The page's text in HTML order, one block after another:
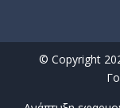
© Copyright